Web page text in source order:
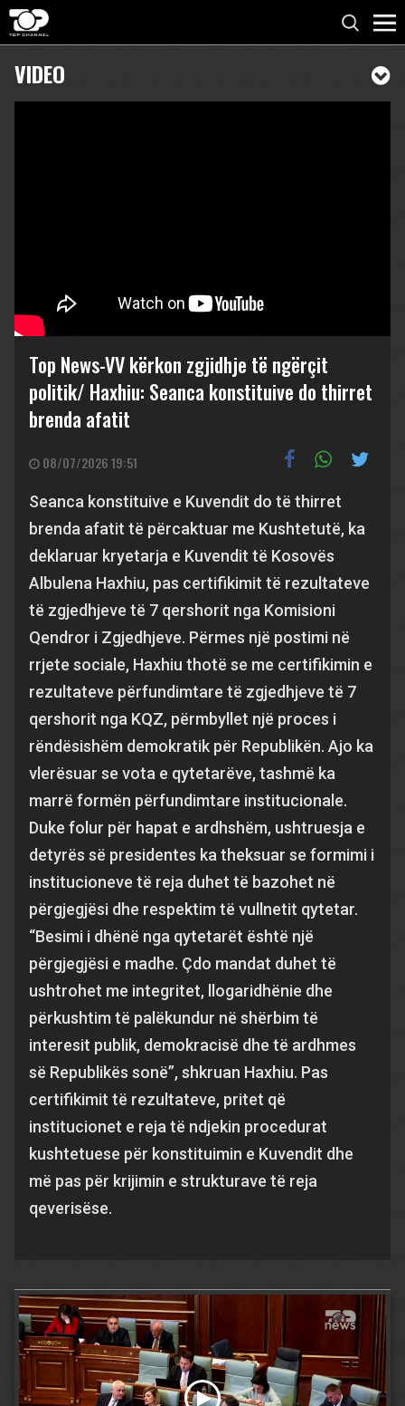
VIDEO
Top News-VV kërkon zgjidhje të ngërçit
politik/ Haxhiu: Seanca konstituive do thirret
brenda afatit
08/07/2026 19:51
Seanca konstituive e Kuvendit do të thirret
brenda afatit të përcaktuar me Kushtetutë, ka
deklaruar kryetarja e Kuvendit të Kosovës
Albulena Haxhiu, pas certifikimit të rezultateve
të zgjedhjeve të 7 qershorit nga Komisioni
Qendror i Zgjedhjeve. Përmes një postimi në
rrjete sociale, Haxhiu thotë se me certifikimin e
rezultateve përfundimtare të zgjedhjeve të 7
qershorit nga KQZ, përmbyllet një proces i
rëndësishëm demokratik për Republikën. Ajo ka
vlerësuar se vota e qytetarëve, tashmë ka
marrë formën përfundimtare institucionale.
Duke folur për hapat e ardhshëm, ushtruesja e
detyrës së presidentes ka theksuar se formimi i
institucioneve të reja duhet të bazohet në
përgjegjësi dhe respektim të vullnetit qytetar.
“Besimi i dhënë nga qytetarët është një
përgjegjësi e madhe. Çdo mandat duhet të
ushtrohet me integritet, llogaridhënie dhe
përkushtim të palëkundur në shërbim të
interesit publik, demokracisë dhe të ardhmes
së Republikës sonë”, shkruan Haxhiu. Pas
certifikimit të rezultateve, pritet që
institucionet e reja të ndjekin procedurat
kushtetuese për konstituimin e Kuvendit dhe
më pas për krijimin e strukturave të reja
qeverisëse.